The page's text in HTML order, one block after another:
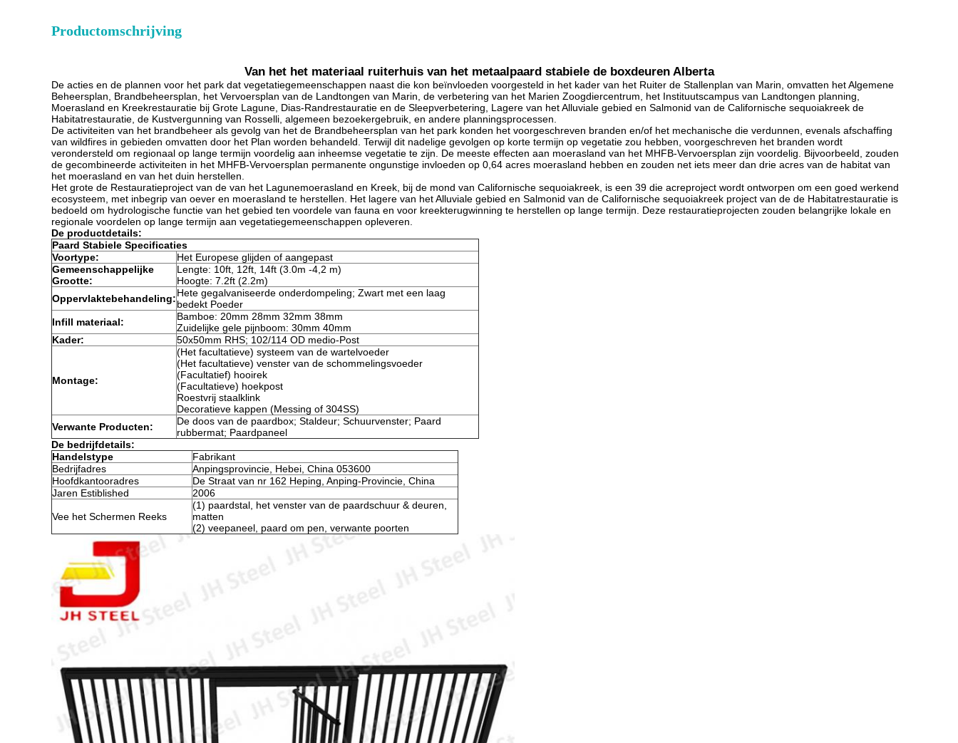
Productomschrijving
Van het het materiaal ruiterhuis van het metaalpaard stabiele de boxdeuren Alberta
De acties en de plannen voor het park dat vegetatiegemeenschappen naast die kon beïnvloeden voorgesteld in het kader van het Ruiter de Stallenplan van Marin, omvatten het Algemene
Beheersplan, Brandbeheersplan, het Vervoersplan van de Landtongen van Marin, de verbetering van het Marien Zoogdiercentrum, het Instituutscampus van Landtongen planning,
Moerasland en Kreekrestauratie bij Grote Lagune, Dias-Randrestauratie en de Sleepverbetering, Lagere van het Alluviale gebied en Salmonid van de Californische sequoiakreek de
Habitatrestauratie, de Kustvergunning van Rosselli, algemeen bezoekergebruik, en andere planningsprocessen.
De activiteiten van het brandbeheer als gevolg van het de Brandbeheersplan van het park konden het voorgeschreven branden en/of het mechanische die verdunnen, evenals afschaffing
van wildfires in gebieden omvatten door het Plan worden behandeld. Terwijl dit nadelige gevolgen op korte termijn op vegetatie zou hebben, voorgeschreven het branden wordt
verondersteld om regionaal op lange termijn voordelig aan inheemse vegetatie te zijn. De meeste effecten aan moerasland van het MHFB-Vervoersplan zijn voordelig. Bijvoorbeeld, zouden
de gecombineerde activiteiten in het MHFB-Vervoersplan permanente ongunstige invloeden op 0,64 acres moerasland hebben en zouden net iets meer dan drie acres van de habitat van
het moerasland en van het duin herstellen.
Het grote de Restauratieproject van de van het Lagunemoerasland en Kreek, bij de mond van Californische sequoiakreek, is een 39 die acreproject wordt ontworpen om een goed werkend
ecosysteem, met inbegrip van oever en moerasland te herstellen. Het lagere van het Alluviale gebied en Salmonid van de Californische sequoiakreek project van de de Habitatrestauratie is
bedoeld om hydrologische functie van het gebied ten voordele van fauna en voor kreekterugwinning te herstellen op lange termijn. Deze restauratieprojecten zouden belangrijke lokale en
regionale voordelen op lange termijn aan vegetatiegemeenschappen opleveren.
De productdetails:
Paard Stabiele Specificaties
Voortype:
Het Europese glijden of aangepast
Gemeenschappelijke
Grootte:
Lengte: 10ft, 12ft, 14ft (3.0m -4,2 m)
Hoogte: 7.2ft (2.2m)
Oppervlaktebehandeling:Hete gegalvaniseerde onderdompeling; Zwart met een laag
bedekt Poeder
Infill materiaal:
Bamboe: 20mm 28mm 32mm 38mm
Zuidelijke gele pijnboom: 30mm 40mm
Kader:
50x50mm RHS; 102/114 OD medio-Post
Montage:
(Het facultatieve) systeem van de wartelvoeder
(Het facultatieve) venster van de schommelingsvoeder
(Facultatief) hooirek
(Facultatieve) hoekpost
Roestvrij staalklink
Decoratieve kappen (Messing of 304SS)
Verwante Producten:
De doos van de paardbox; Staldeur; Schuurvenster; Paard
rubbermat; Paardpaneel
De bedrijfdetails:
Handelstype
Fabrikant
Bedrijfadres
Anpingsprovincie, Hebei, China 053600
Hoofdkantooradres
De Straat van nr 162 Heping, Anping-Provincie, China
Jaren Estiblished
2006
Vee het Schermen Reeks
(1) paardstal, het venster van de paardschuur & deuren,
matten
(2) veepaneel, paard om pen, verwante poorten